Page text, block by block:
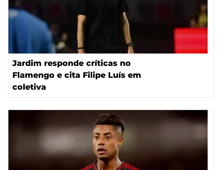
Jardim responde críticas no
Flamengo e cita Filipe Luís em
coletiva